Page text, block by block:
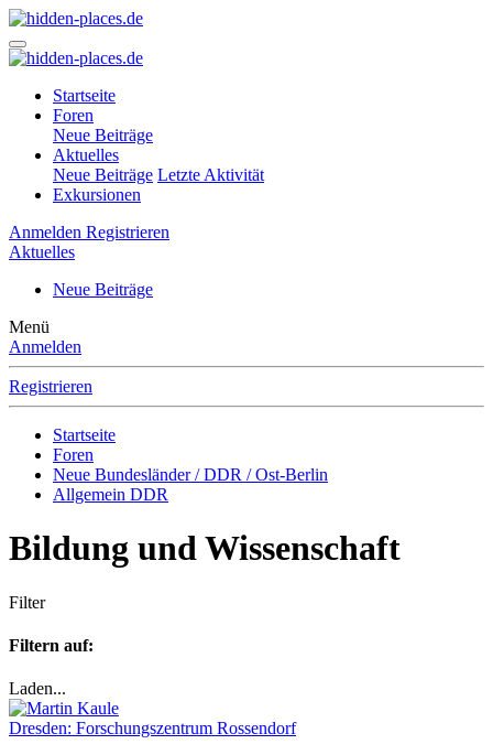
Startseite
Foren
Neue Beiträge
Aktuelles
Neue Beiträge Letzte Aktivität
Exkursionen
Anmelden Registrieren
Aktuelles
Neue Beiträge
Menü
Anmelden
Registrieren
Startseite
Foren
Neue Bundesländer / DDR / Ost-Berlin
Allgemein DDR
Bildung und Wissenschaft
Filter
Filtern auf:
Laden...
Dresden: Forschungszentrum Rossendorf